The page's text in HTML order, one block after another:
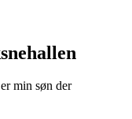
min søn der